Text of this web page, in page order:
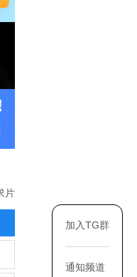
片
加入TG群
通知频道